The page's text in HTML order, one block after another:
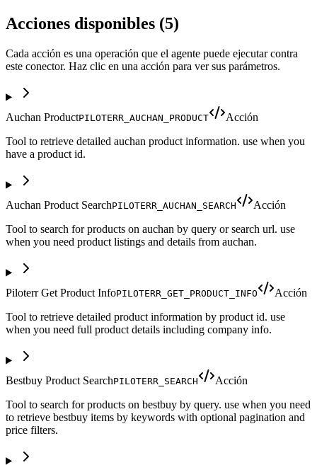
Acciones disponibles (5)
Cada acción es una operación que el agente puede ejecutar contra
este conector. Haz clic en una acción para ver sus parámetros.
Auchan ProductPILOTERR_AUCHAN_PRODUCT
Acción
Tool to retrieve detailed auchan product information. use when you
have a product id.
Auchan Product SearchPILOTERR_AUCHAN_SEARCH
Acción
Tool to search for products on auchan by query or search url. use
when you need product listings and details from auchan.
Piloterr Get Product InfoPILOTERR_GET_PRODUCT_INFO
Acción
Tool to retrieve detailed product information by product id. use
when you need full product details including company info.
Bestbuy Product SearchPILOTERR_SEARCH
Acción
Tool to search for products on bestbuy by query. use when you need
to retrieve bestbuy items by keywords with optional pagination and
price filters.